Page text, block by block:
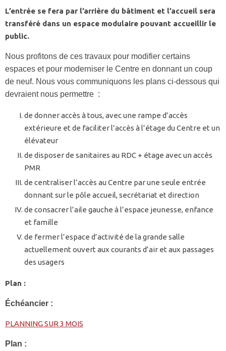
L’entrée se fera par l’arrière du bâtiment et l’accueil sera
transféré dans un espace modulaire pouvant accueillir le
public.
Nous profitons de ces travaux pour modifier certains
espaces et pour moderniser le Centre en donnant un coup
de neuf. Nous vous communiquons les plans ci-dessous qui
devraient nous permettre :
de donner accès à tous, avec une rampe d’accès
extérieure et de faciliter l’accès à l’étage du Centre et un
élévateur
de disposer de sanitaires au RDC + étage avec un accès
PMR
de centraliser l’accès au Centre par une seule entrée
donnant sur le pôle accueil, secrétariat et direction
de consacrer l’aile gauche à l’espace jeunesse, enfance
et famille
de fermer l’espace d’activité de la grande salle
actuellement ouvert aux courants d’air et aux passages
des usagers
Plan :
Échéancier :
PLANNING SUR 3 MOIS
Plan :